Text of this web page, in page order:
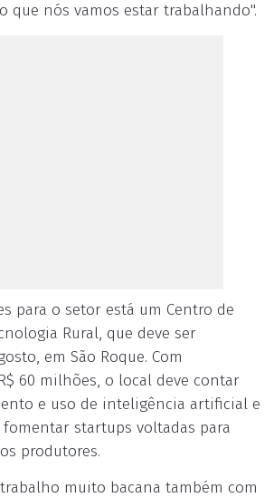
que nós vamos estar trabalhando".
para o setor está um Centro de
Rural, que deve ser
em São Roque. Com
60 milhões, o local deve contar
e uso de inteligência artificial e
fomentar startups voltadas para
produtores.
muito bacana também com